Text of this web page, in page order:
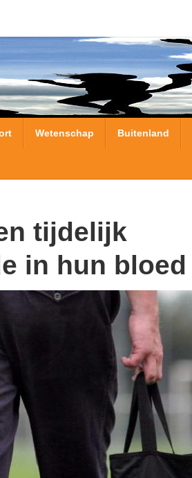
Wetenschap Buitenland
in hun bloed